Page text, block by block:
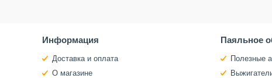
Информация
Доставка и оплата
О магазине
Паяльное
Полезные